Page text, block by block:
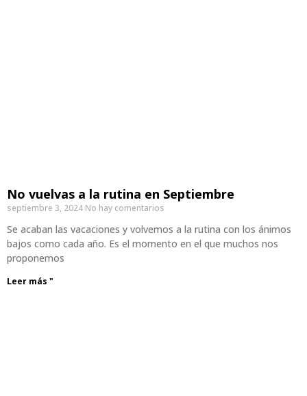
No vuelvas a la rutina en Septiembre
septiembre 3, 2024 No hay comentarios
Se acaban las vacaciones y volvemos a la rutina con los ánimos
bajos como cada año. Es el momento en el que muchos nos
proponemos
Leer más "